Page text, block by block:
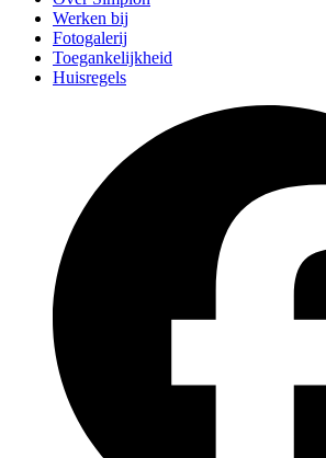
Werken bij
Fotogalerij
Toegankelijkheid
Huisregels